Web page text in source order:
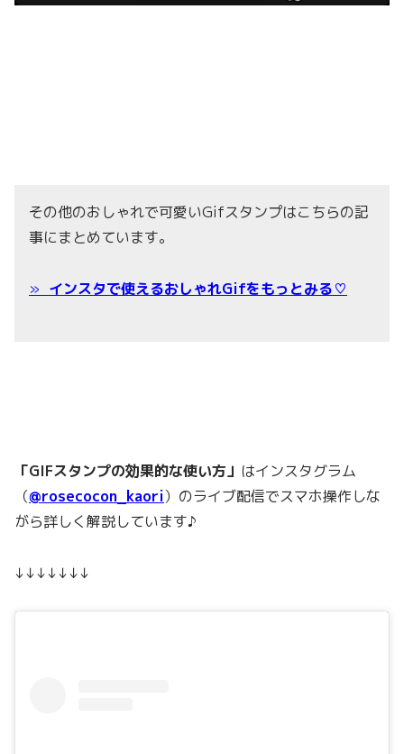
その他のおしゃれで可愛いGifスタンプはこちらの記
事にまとめています。
» インスタで使えるおしゃれGifをもっとみる♡
「GIFスタンプの効果的な使い方」 はインスタグラム
（@rosecocon_kaori）のライブ配信でスマホ操作しな
がら詳しく解説しています♪
↓↓↓↓↓↓↓